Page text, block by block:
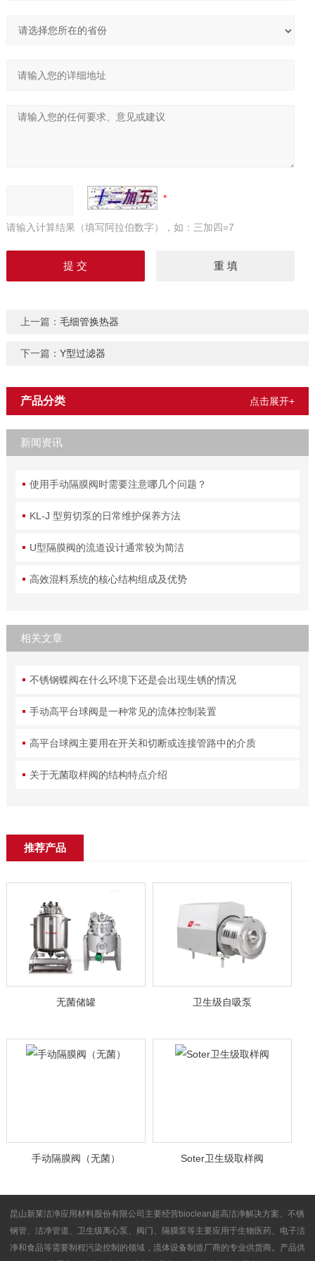
请输入计算结果（填写阿拉伯数字），如：三加四=7
上一篇： 毛细管换热器
下一篇： Y型过滤器
产品分类 点击展开+
新闻资讯
使用手动隔膜阀时需要注意哪几个问题？
KL-J 型剪切泵的日常维护保养方法
U型隔膜阀的流道设计通常较为简洁
高效混料系统的核心结构组成及优势
相关文章
不锈钢蝶阀在什么环境下还是会出现生锈的情况
手动高平台球阀是一种常见的流体控制装置
高平台球阀主要用在开关和切断或连接管路中的介质
关于无菌取样阀的结构特点介绍
推荐产品
无菌储罐 卫生级自吸泵
手动隔膜阀（无菌） Soter卫生级取样阀
昆山新莱洁净应用材料股份有限公司主要经营bioclean超高洁净解决方案、不锈
钢管、洁净管道、卫生级离心泵、阀门、隔膜泵等主要应用于生物医药、电子洁
净和食品等需要制程污染控制的领域，流体设备制造厂商的专业供货商。产品供